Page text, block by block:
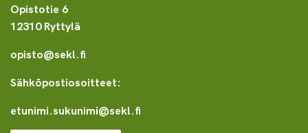
Opistotie 6
12310 Ryttylä
opisto@sekl.fi
Sähköpostiosoitteet:
etunimi.sukunimi@sekl.fi